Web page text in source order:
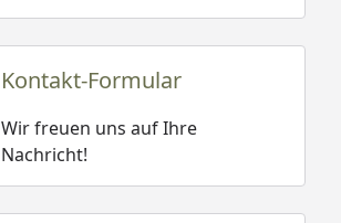
Kontakt-Formular
Wir freuen uns auf Ihre
Nachricht!